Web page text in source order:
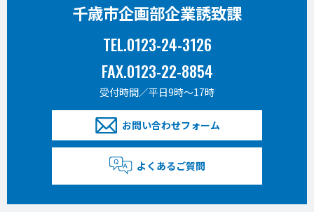
千歳市企画部企業誘致課
TEL.0123-24-3126
FAX.0123-22-8854
受付時間／平日9時〜17時
お問い合わせフォーム
よくあるご質問